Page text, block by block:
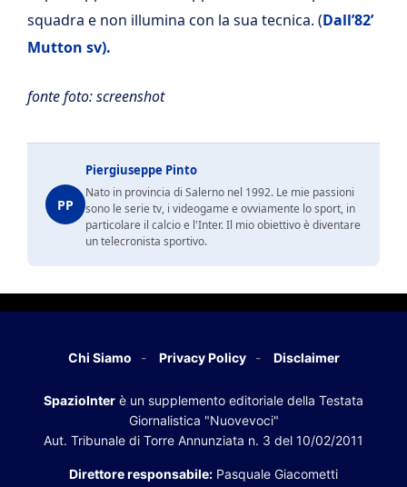
squadra e non illumina con la sua tecnica. (Dall’82’
Mutton sv).
fonte foto: screenshot
PP
Piergiuseppe Pinto
Nato in provincia di Salerno nel 1992. Le mie passioni
sono le serie tv, i videogame e ovviamente lo sport, in
particolare il calcio e l'Inter. Il mio obiettivo è diventare
un telecronista sportivo.
Chi Siamo Privacy Policy Disclaimer
SpazioInter è un supplemento editoriale della Testata
Giornalistica "Nuovevoci"
Aut. Tribunale di Torre Annunziata n. 3 del 10/02/2011
Direttore responsabile: Pasquale Giacometti